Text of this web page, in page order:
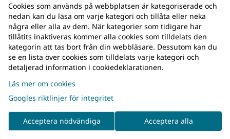
Cookies som används på webbplatsen är kategoriserade och
nedan kan du läsa om varje kategori och tillåta eller neka
några eller alla av dem. När kategorier som tidigare har
tillåtits inaktiveras kommer alla cookies som tilldelats den
kategorin att tas bort från din webbläsare. Dessutom kan du
se en lista över cookies som tilldelats varje kategori och
detaljerad information i cookiedeklarationen.
Läs mer om cookies
Googles riktlinjer för integritet
Acceptera nödvändiga Acceptera alla